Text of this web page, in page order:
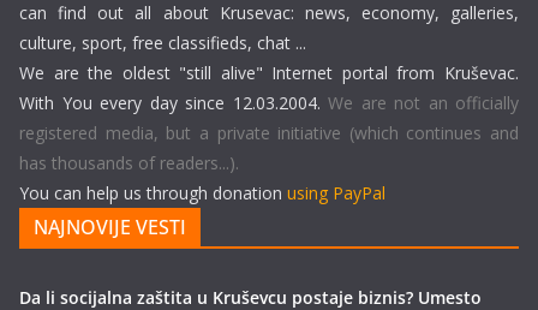
can find out all about Krusevac: news, economy, galleries,
culture, sport, free classifieds, chat ...
We are the oldest "still alive" Internet portal from Kruševac.
With You every day since 12.03.2004. We are not an officially
registered media, but a private initiative (which continues and
has thousands of readers...).
You can help us through donation using PayPal
NAJNOVIJE VESTI
Da li socijalna zaštita u Kruševcu postaje biznis? Umesto